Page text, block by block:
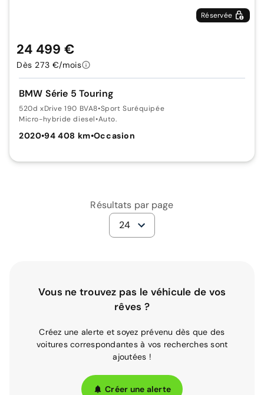
Réservée
BMW Série 5 Touring
520d xDrive 190 BVA8•Sport Suréquipée
Micro-hybride diesel•Auto.
2020•94 408 km•Occasion
24 499 €
Dès 273 €/mois
Résultats par page
24
Vous ne trouvez pas le véhicule de vos
rêves ?
Créez une alerte et soyez prévenu dès que des
voitures correspondantes à vos recherches sont
ajoutées !
Créer une alerte